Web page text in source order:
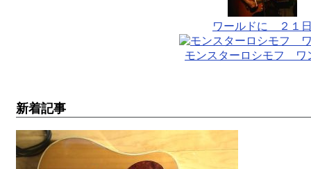
ワールドに ２１
モンスターロシモフ ワ
新着記事